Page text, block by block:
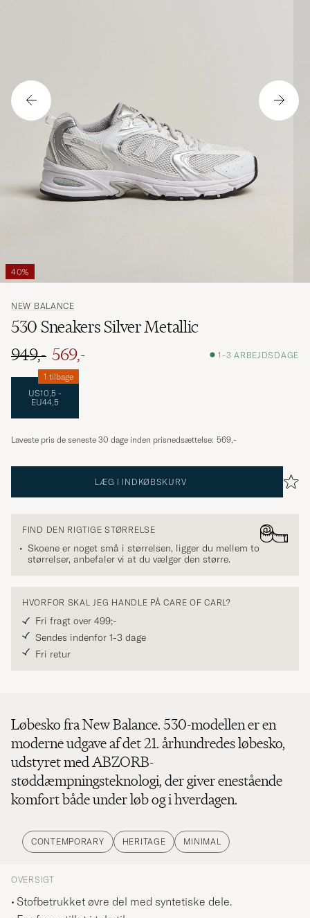
40%
NEW BALANCE
530 Sneakers Silver Metallic
949,- 569,- 1-3 ARBEJDSDAGE
US10,5 -
EU44,5
1 tilbage
Laveste pris de seneste 30 dage inden prisnedsættelse: 569,-
LÆG I INDKØBSKURV
FIND DEN RIGTIGE STØRRELSE
Skoene er noget små i størrelsen, ligger du mellem to
størrelser, anbefaler vi at du vælger den større.
HVORFOR SKAL JEG HANDLE PÅ CARE OF CARL?
Fri fragt over 499;-
Sendes indenfor 1-3 dage
Fri retur
Løbesko fra New Balance. 530-modellen er en
moderne udgave af det 21. århundredes løbesko,
udstyret med ABZORB-
støddæmpningsteknologi, der giver enestående
komfort både under løb og i hverdagen.
CONTEMPORARY HERITAGE MINIMAL
OVERSIGT
Stofbetrukket øvre del med syntetiske dele.